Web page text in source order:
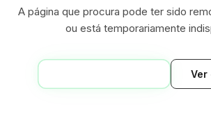
A página que procura pode ter sido
ou está temporariamente
Ver